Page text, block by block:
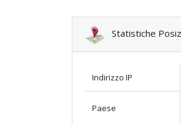
Statistiche
Indirizzo IP
Paese